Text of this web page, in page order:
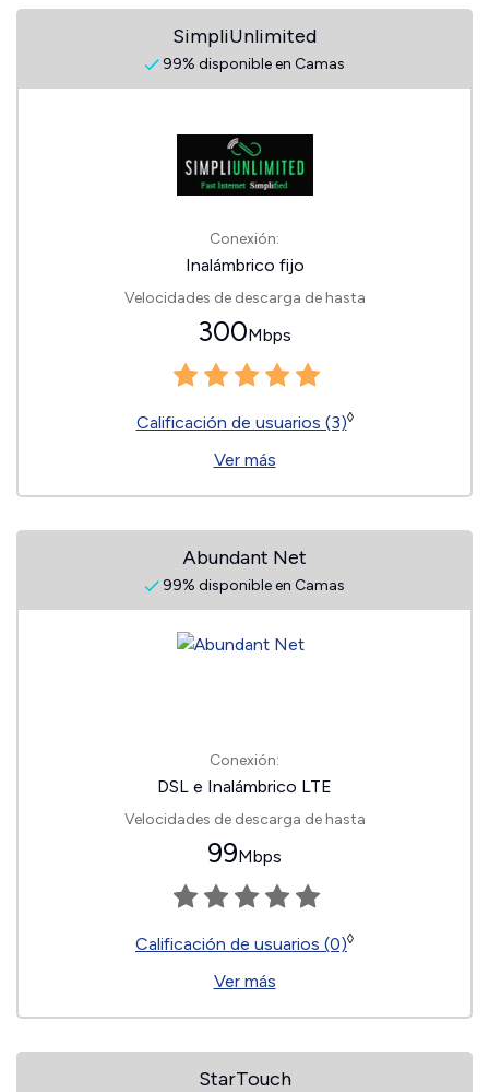
SimpliUnlimited
99% disponible en Camas
Conexión:
Inalámbrico fijo
Velocidades de descarga de hasta
300Mbps
Calificación de usuarios (3)◊
Ver más
Abundant Net
99% disponible en Camas
Conexión:
DSL e Inalámbrico LTE
Velocidades de descarga de hasta
99Mbps
Calificación de usuarios (0)◊
Ver más
StarTouch